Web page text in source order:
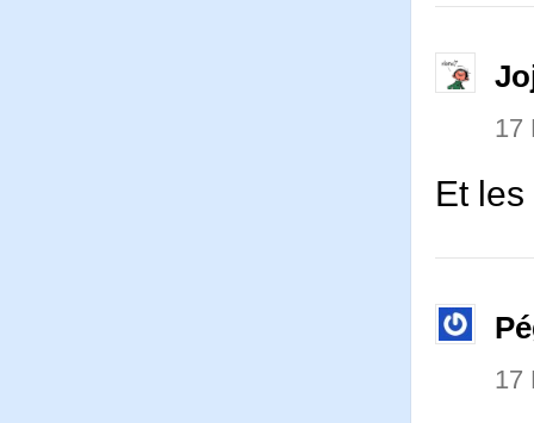
17
Et
17